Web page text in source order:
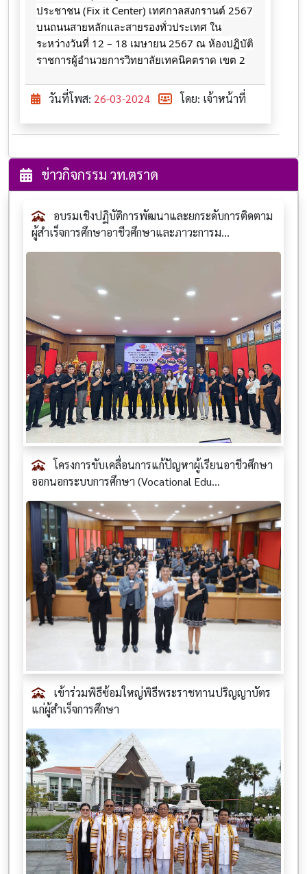
ประชาชน (Fix it Center) เทศกาลสงกรานต์ 2567
บนถนนสายหลักและสายรองทั่วประเทศ ใน
ระหว่างวันที่ 12 – 18 เมษายน 2567 ณ ห้องปฏิบัติ
ราชการผู้อำนวยการวิทยาลัยเทคนิคตราด เขต 2
วันที่โพส: 26-03-2024 โดย: เจ้าหน้าที่
ข่าวกิจกรรม วท.ตราด
อบรมเชิงปฏิบัติการพัฒนาและยกระดับการติดตาม
ผู้สำเร็จการศึกษาอาชีวศึกษาและภาวะการม...
โครงการขับเคลื่อนการแก้ปัญหาผู้เรียนอาชีวศึกษา
ออกนอกระบบการศึกษา (Vocational Edu...
เข้าร่วมพิธีซ้อมใหญ่พิธีพระราชทานปริญญาบัตร
แก่ผู้สำเร็จการศึกษา